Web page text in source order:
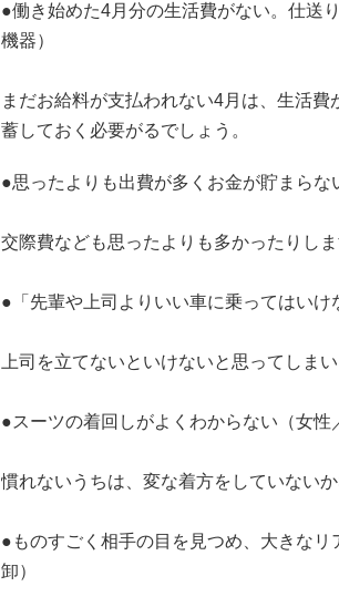
●働き始めた4月分の生活費がない。仕送
機器）
まだお給料が支払われない4月は、生活
蓄しておく必要がるでしょう。
●思ったよりも出費が多くお金が貯まらな
交際費なども思ったよりも多かったりしま
●「先輩や上司よりいい車に乗ってはいけ
上司を立てないといけないと思ってしまい
●スーツの着回しがよくわからない（女性
慣れないうちは、変な着方をしていない
●ものすごく相手の目を見つめ、大きな
卸）